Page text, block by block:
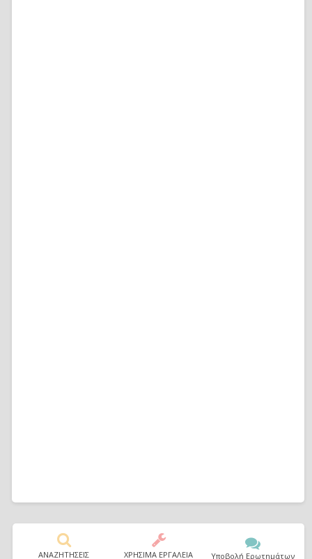
ΑΝΑΖΗΤΗΣΕΙΣ ΧΡΗΣΙΜΑ ΕΡΓΑΛΕΙΑ Υποβολή Ερωτημάτων